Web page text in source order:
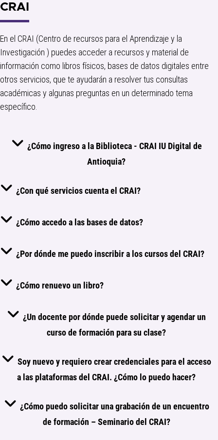
CRAI
En el CRAI (Centro de recursos para el Aprendizaje y la
Investigación ) puedes acceder a recursos y material de
información como libros físicos, bases de datos digitales entre
otros servicios, que te ayudarán a resolver tus consultas
académicas y algunas preguntas en un determinado tema
específico.
¿Cómo ingreso a la Biblioteca - CRAI IU Digital de
Antioquia?
¿Con qué servicios cuenta el CRAI?
¿Cómo accedo a las bases de datos?
¿Por dónde me puedo inscribir a los cursos del CRAI?
¿Cómo renuevo un libro?
¿Un docente por dónde puede solicitar y agendar un
curso de formación para su clase?
Soy nuevo y requiero crear credenciales para el acceso
a las plataformas del CRAI. ¿Cómo lo puedo hacer?
¿Cómo puedo solicitar una grabación de un encuentro
de formación – Seminario del CRAI?